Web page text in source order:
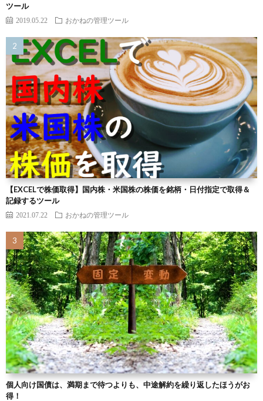
ツール
2019.05.22 おかねの管理ツール
【EXCELで株価取得】国内株・米国株の株価を銘柄・日付指定で取得＆
記録するツール
2021.07.22 おかねの管理ツール
個人向け国債は、満期まで待つよりも、中途解約を繰り返したほうがお
得！